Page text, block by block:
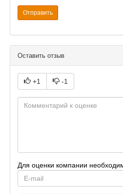
Отправить
Оставить отзыв
+1 -1
Для оценки компании
mail